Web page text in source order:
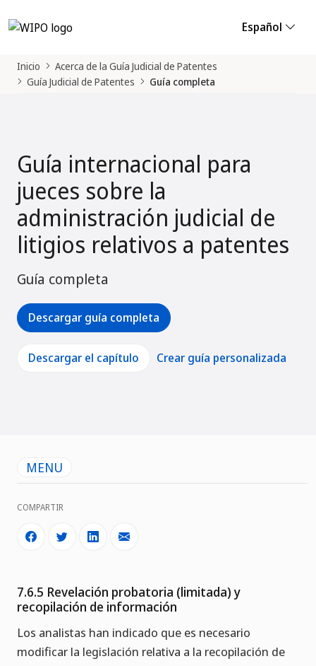
Español
Inicio
Acerca de la Guía Judicial de Patentes
Guía Judicial de Patentes
Guía completa
Guía internacional para
jueces sobre la
administración judicial de
litigios relativos a patentes
Guía completa
Descargar guía completa
Descargar el capítulo Crear guía personalizada
MENU
COMPARTIR
7.6.5 Revelación probatoria (limitada) y
recopilación de información
Los analistas han indicado que es necesario
modificar la legislación relativa a la recopilación de